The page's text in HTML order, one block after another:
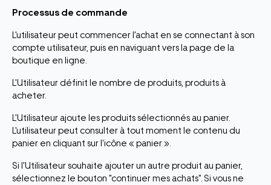
Processus de commande
L'utilisateur peut commencer l'achat en se connectant à son
compte utilisateur, puis en naviguant vers la page de la
boutique en ligne.
L'Utilisateur définit le nombre de produits, produits à
acheter.
L'Utilisateur ajoute les produits sélectionnés au panier.
L'utilisateur peut consulter à tout moment le contenu du
panier en cliquant sur l'icône « panier ».
Si l'Utilisateur souhaite ajouter un autre produit au panier,
sélectionnez le bouton "continuer mes achats". Si vous ne